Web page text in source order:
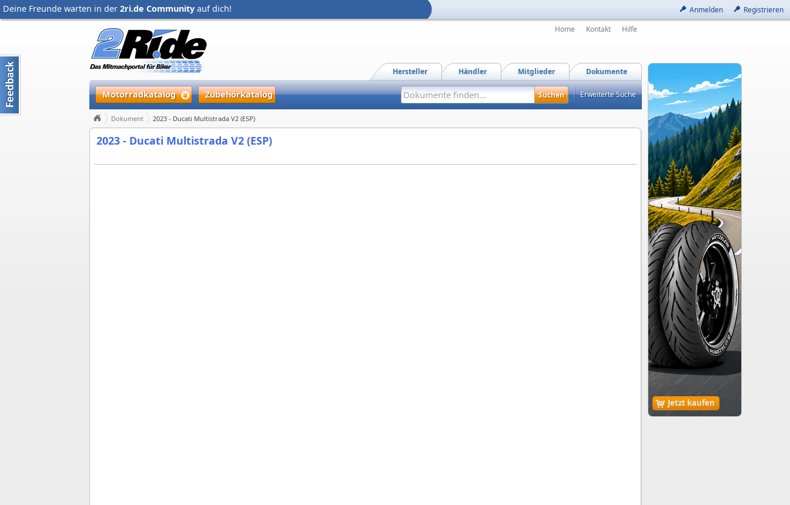
Anmelden Registrieren
Deine Freunde warten in der 2ri.de Community auf dich!
Jetzt kaufen
Home Kontakt Hilfe
Dokumente
Mitglieder
Händler
Hersteller
Motorradkatalog Zubehörkatalog Erweiterte Suche
Dokument 2023 - Ducati Multistrada V2 (ESP)
2023 - Ducati Multistrada V2 (ESP)